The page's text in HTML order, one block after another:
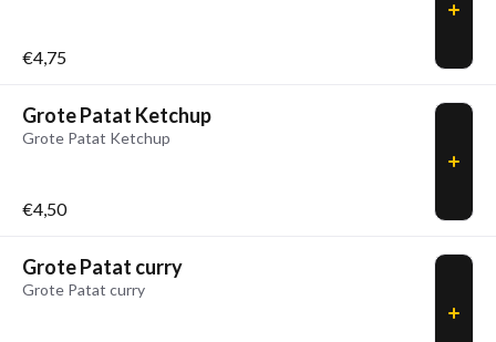
€4,75
Grote Patat Ketchup
Grote Patat Ketchup
€4,50
Grote Patat curry
Grote Patat curry